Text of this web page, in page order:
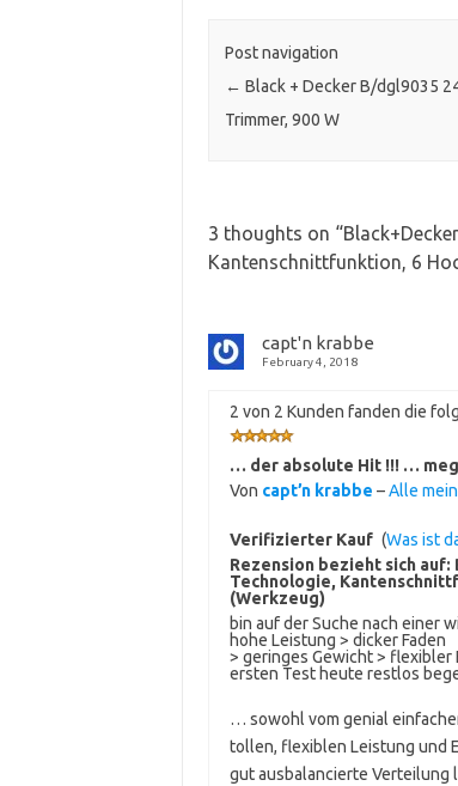
Post navigation
← Black + Decker B/dgl9035
Trimmer, 900 W
3 thoughts on “
Kantenschnittfunktion, 6
capt'n krabbe
February 4, 2018
2 von 2 Kunden fanden die
… der absolute Hit !!! …
Von capt’n krabbe –Alle
Verifizierter Kauf (Was ist
Rezension bezieht sich auf:
Technologie,
(Werkzeug)
bin auf der Suche nach einer
hohe Leistung > dicker Faden
> geringes Gewicht >
ersten Test heute restlos
… sowohl vom genial
tollen, flexiblen Leistung und
gut ausbalancierte Verteilung